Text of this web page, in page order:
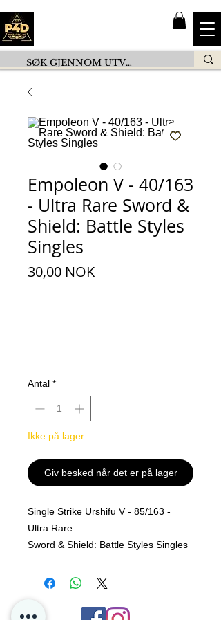
Empoleon V - 40/163
- Ultra Rare Sword &
Shield: Battle Styles
Singles
30,00 NOKPris
Antal *
Ikke på lager
Giv besked når det er på lager
Single Strike Urshifu V - 85/163 -
Ultra Rare
Sword & Shield: Battle Styles Singles
polise på løs kort hos oss i P4D.